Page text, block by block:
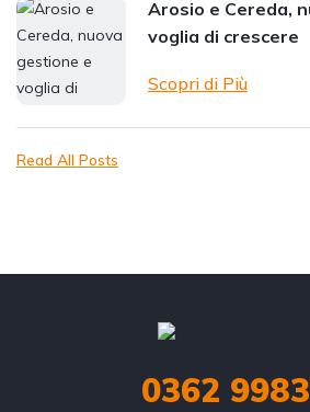
Arosio e Cereda,
voglia di crescere
Scopri di Più
Read All Posts
0362